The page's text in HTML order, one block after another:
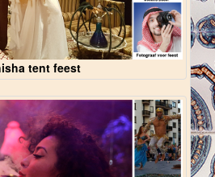
tent feest